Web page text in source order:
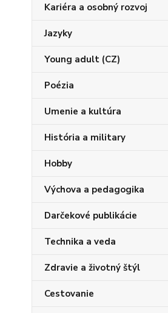
Kariéra a osobný rozvoj
Jazyky
Young adult (CZ)
Poézia
Umenie a kultúra
História a military
Hobby
Výchova a pedagogika
Darčekové publikácie
Technika a veda
Zdravie a životný štýl
Cestovanie